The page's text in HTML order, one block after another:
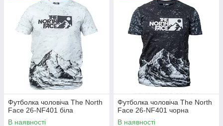
Футболка чоловіча The North
Face 26-NF401 біла
В наявності
Футболка чоловіча The North
Face 26-NF401 чорна
В наявності